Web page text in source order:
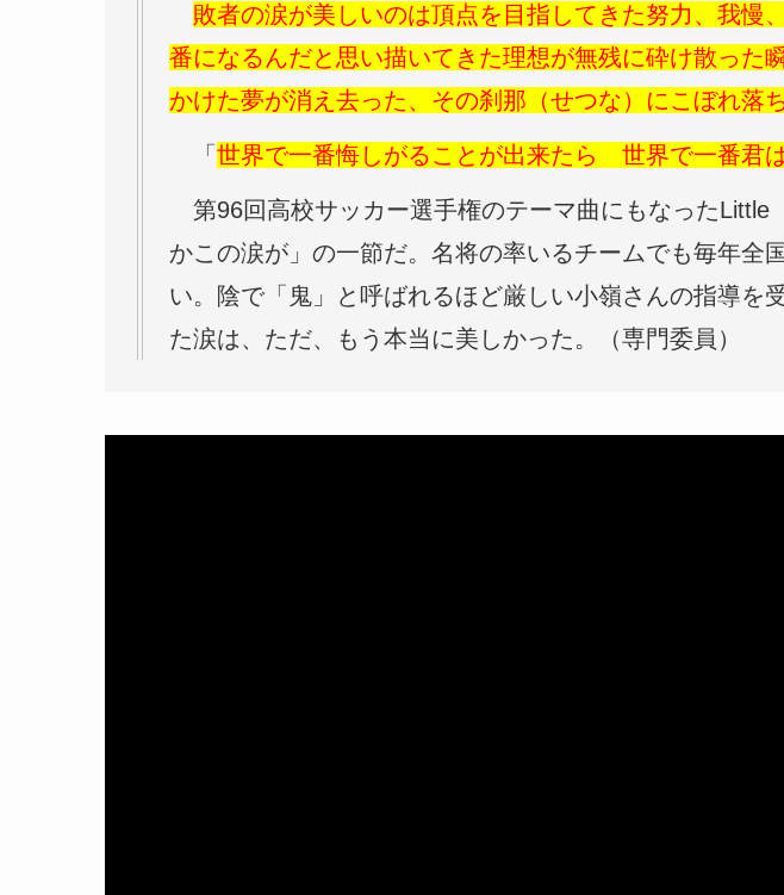
敗者の涙が美しいのは頂点を目指してきた努力、我慢
番になるんだと思い描いてきた理想が無残に砕け散った
かけた夢が消え去った、その刹那（せつな）にこぼれ落
「 世界で一番悔しがることが出来たら 世界で一番君
第96回高校サッカー選手権のテーマ曲にもなった
かこの涙が」の一節だ。名将の率いるチームでも毎年全
い。陰で「鬼」と呼ばれるほど厳しい小嶺さんの指導を
た涙は、ただ、もう本当に美しかった。（専門委員）